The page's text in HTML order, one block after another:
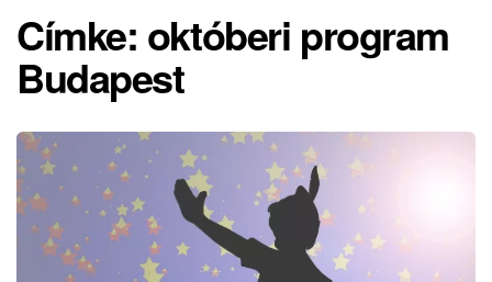
Címke: októberi program
Budapest